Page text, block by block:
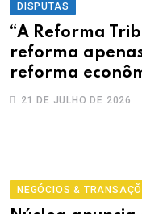
DISPUTAS
“A Reforma
reforma
reforma
21 DE JULHO DE 2026
NEGÓCIOS &